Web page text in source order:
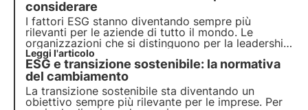
considerare
I fattori ESG stanno diventando sempre più
rilevanti per le aziende di tutto il mondo. Le
organizzazioni che si distinguono per la leadership
in queste tematiche mostrano un impegno
concreto verso la crescita con l'integrazione delle
tematiche ESG nella strategia aziendale.
Leggi l'articolo
ESG e transizione sostenibile: la normativa
del cambiamento
La transizione sostenibile sta diventando un
obiettivo sempre più rilevante per le imprese. Per